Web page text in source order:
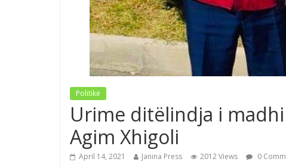
Politikë
Urime ditëlindja i
Agim Xhigoli
April 14, 2021 Janina Press 2012 Views 0